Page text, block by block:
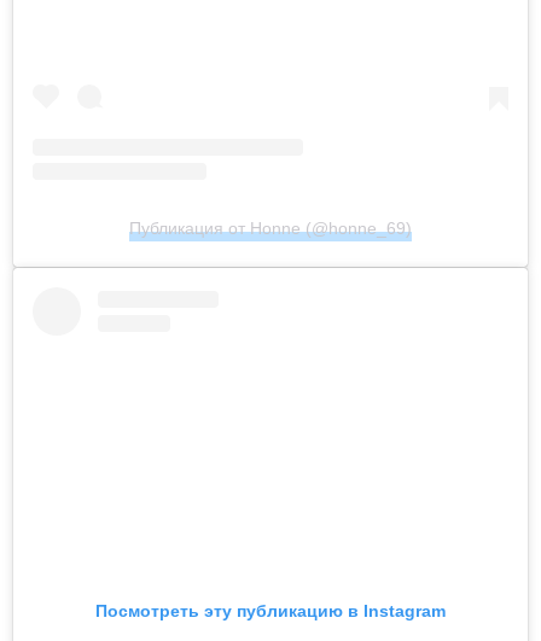
Публикация от Honne (@honne_69)
Посмотреть эту публикацию в Instagram